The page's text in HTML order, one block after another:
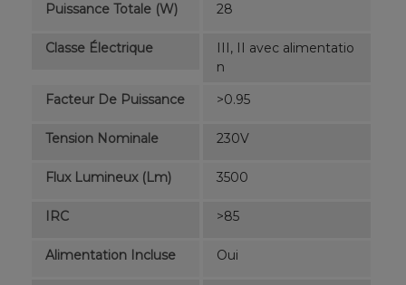
Puissance Totale (W) 28
Classe Électrique
III, II avec alimentatio
n
Facteur De Puissance
>0.95
Tension Nominale 230V
Flux Lumineux (lm) 3500
IRC >85
Alimentation Incluse Oui